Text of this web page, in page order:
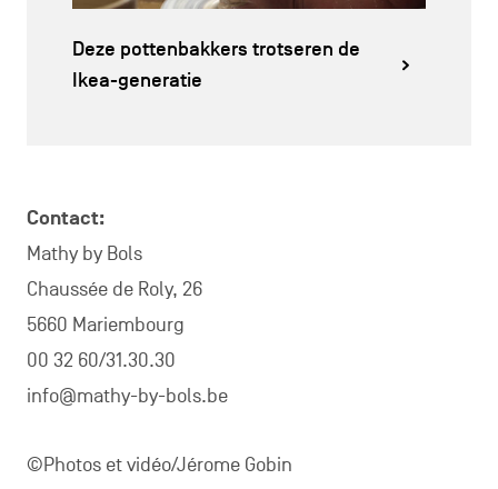
Deze pottenbakkers trotseren de
Ikea-generatie
Contact:
Mathy by Bols
Chaussée de Roly, 26
5660 Mariembourg
00 32 60/31.30.30
info@mathy-by-bols.be
©Photos et vidéo/Jérome Gobin